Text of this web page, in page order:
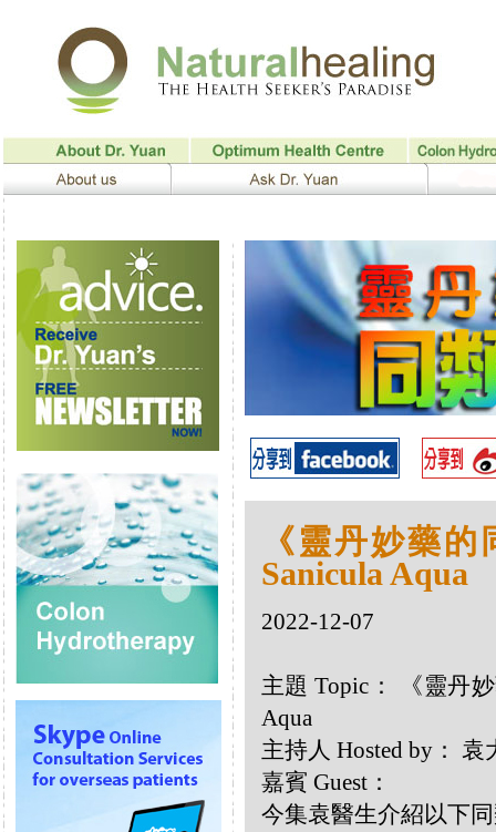
《靈丹妙藥
Sanicula Aqua
2022-12-07
主題 Topic： 《靈丹
Aqua
主持人 Hosted by：
嘉賓 Guest：
今集袁醫生介紹以下